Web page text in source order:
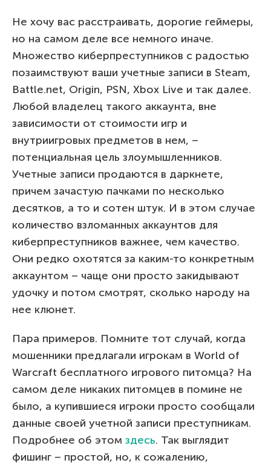
Не хочу вас расстраивать, дорогие геймеры,
но на самом деле все немного иначе.
Множество киберпреступников с радостью
позаимствуют ваши учетные записи в Steam,
Battle.net, Origin, PSN, Xbox Live и так далее.
Любой владелец такого аккаунта, вне
зависимости от стоимости игр и
внутриигровых предметов в нем, –
потенциальная цель злоумышленников.
Учетные записи продаются в даркнете,
причем зачастую пачками по несколько
десятков, а то и сотен штук. И в этом случае
количество взломанных аккаунтов для
киберпреступников важнее, чем качество.
Они редко охотятся за каким-то конкретным
аккаунтом – чаще они просто закидывают
удочку и потом смотрят, сколько народу на
нее клюнет.
Пара примеров. Помните тот случай, когда
мошенники предлагали игрокам в World of
Warcraft бесплатного игрового питомца? На
самом деле никаких питомцев в помине не
было, а купившиеся игроки просто сообщали
данные своей учетной записи преступникам.
Подробнее об этом здесь. Так выглядит
фишинг – простой, но, к сожалению,